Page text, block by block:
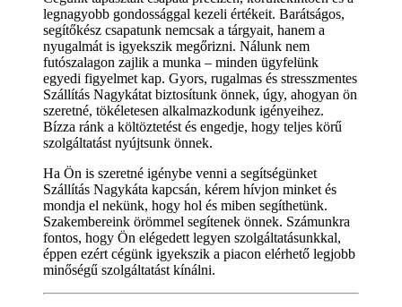
legnagyobb gondossággal kezeli értékeit. Barátságos,
segítőkész csapatunk nemcsak a tárgyait, hanem a
nyugalmát is igyekszik megőrizni. Nálunk nem
futószalagon zajlik a munka – minden ügyfelünk
egyedi figyelmet kap. Gyors, rugalmas és stresszmentes
Szállítás Nagykátat biztosítunk önnek, úgy, ahogyan ön
szeretné, tökéletesen alkalmazkodunk igényeihez.
Bízza ránk a költöztetést és engedje, hogy teljes körű
szolgáltatást nyújtsunk önnek.
Ha Ön is szeretné igénybe venni a segítségünket
Szállítás Nagykáta kapcsán, kérem hívjon minket és
mondja el nekünk, hogy hol és miben segíthetünk.
Szakembereink örömmel segítenek önnek. Számunkra
fontos, hogy Ön elégedett legyen szolgáltatásunkkal,
éppen ezért cégünk igyekszik a piacon elérhető legjobb
minőségű szolgáltatást kínálni.